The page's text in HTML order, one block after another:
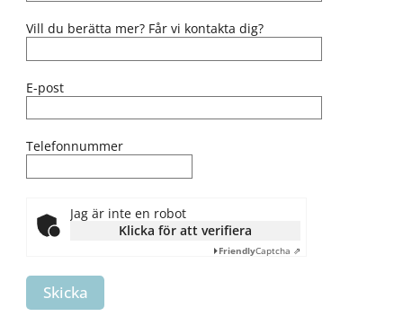
Vill du berätta mer? Får vi kontakta dig?
E-post
Telefonnummer
Jag är inte en robot
Klicka för att verifiera
FriendlyCaptcha ⇗
Skicka